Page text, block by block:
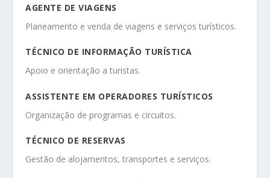
AGENTE DE VIAGENS
Planeamento e venda de viagens e serviços turísticos.
TÉCNICO DE INFORMAÇÃO TURÍSTICA
Apoio e orientação a turistas.
ASSISTENTE EM OPERADORES TURÍSTICOS
Organização de programas e circuitos.
TÉCNICO DE RESERVAS
Gestão de alojamentos, transportes e serviços.